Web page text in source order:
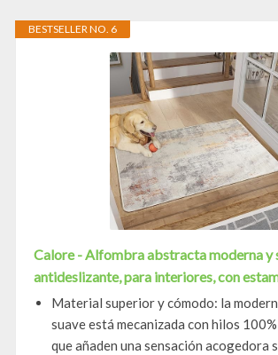
BESTSELLER NO. 6
Calore - Alfombra abstracta moderna y
antideslizante, para interiores, con
Material superior y cómodo: la
suave está mecanizada con hilos
que añaden una sensación acogedora